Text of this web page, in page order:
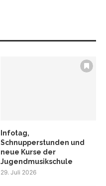
Infotag,
Schnupperstunden und
neue Kurse der
Jugendmusikschule
29. Juli 2026